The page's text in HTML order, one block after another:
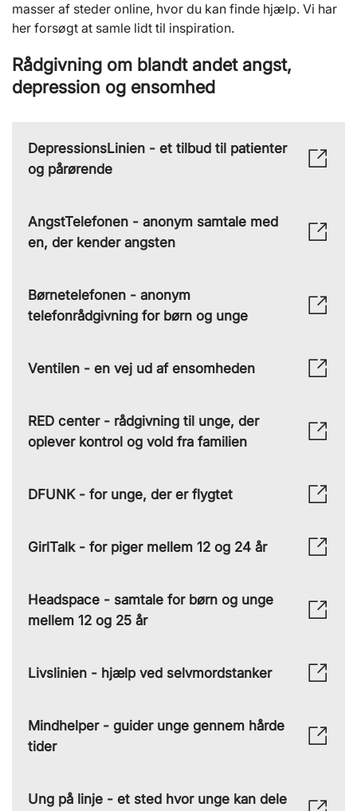
masser af steder online, hvor du kan finde hjælp. Vi har
her forsøgt at samle lidt til inspiration.
Rådgivning om blandt andet angst,
depression og ensomhed
DepressionsLinien - et tilbud til patienter
og pårørende
AngstTelefonen - anonym samtale med
en, der kender angsten
Børnetelefonen - anonym
telefonrådgivning for børn og unge
Ventilen - en vej ud af ensomheden
RED center - rådgivning til unge, der
oplever kontrol og vold fra familien
DFUNK - for unge, der er flygtet
GirlTalk - for piger mellem 12 og 24 år
Headspace - samtale for børn og unge
mellem 12 og 25 år
Livslinien - hjælp ved selvmordstanker
Mindhelper - guider unge gennem hårde
tider
Ung på linje - et sted hvor unge kan dele